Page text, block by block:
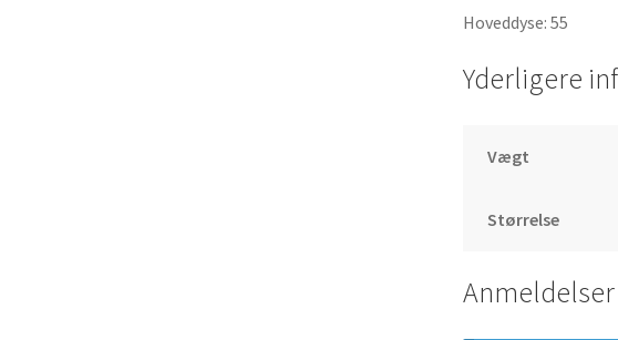
Hoveddyse: 55
Yderligere
Vægt
Størrelse
Anmeldelser